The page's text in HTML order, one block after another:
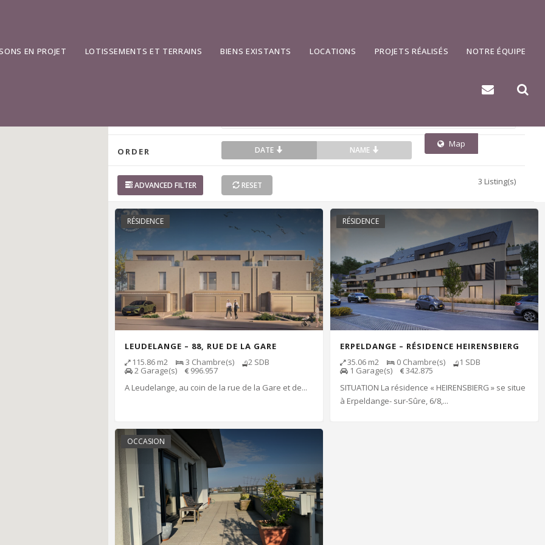
EN PROJET LOTISSEMENTS ET TERRAINS BIENS EXISTANTS LOCATIONS PROJETS RÉALISÉS NOTRE ÉQUIPE
Map
ADDRESS
ORDER DATE NAME
ADVANCED FILTER RESET 3 Listing(s)
RÉSIDENCE
LEUDELANGE – 88, RUE DE LA GARE
115.86 m2 3 Chambre(s) 2 SDB
2 Garage(s)
996.957
A Leudelange, au coin de la rue de la Gare et de...
RÉSIDENCE
ERPELDANGE – RÉSIDENCE HEIRENSBIERG
35.06 m2 0 Chambre(s) 1 SDB
1 Garage(s)
342.875
SITUATION La résidence « HEIRENSBIERG » se situe
à Erpeldange- sur-Sûre, 6/8,...
OCCASION